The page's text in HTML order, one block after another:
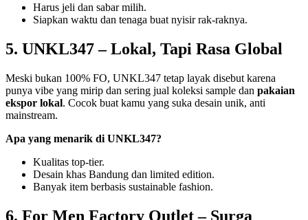
Harus jeli dan sabar milih.
Siapkan waktu dan tenaga buat nyisir rak-raknya.
5. UNKL347 – Lokal, Tapi Rasa Global
Meski bukan 100% FO, UNKL347 tetap layak disebut karena
punya vibe yang mirip dan sering jual koleksi sample dan pakaian
ekspor lokal. Cocok buat kamu yang suka desain unik, anti
mainstream.
Apa yang menarik di UNKL347?
Kualitas top-tier.
Desain khas Bandung dan limited edition.
Banyak item berbasis sustainable fashion.
6. For Men Factory Outlet – Surga